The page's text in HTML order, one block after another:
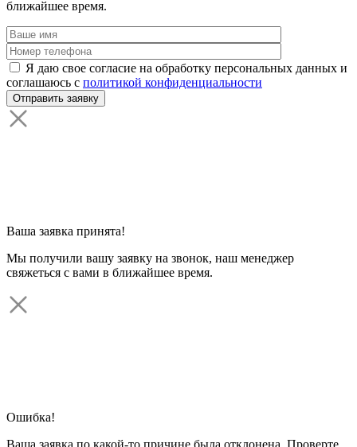
ближайшее время.
Я даю свое согласие на обработку персональных данных и
соглашаюсь с политикой конфиденциальности
Ваша заявка принята!
Мы получили вашу заявку на звонок, наш менеджер
свяжеться с вами в ближайшее время.
Ошибка!
Ваша заявка по какой-то причине была отклонена. Проверте